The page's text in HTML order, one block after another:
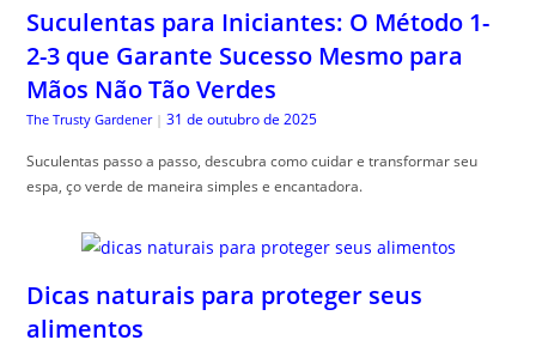
Suculentas para Iniciantes: O Método 1-
2-3 que Garante Sucesso Mesmo para
Mãos Não Tão Verdes
The Trusty Gardener | 31 de outubro de 2025
Suculentas passo a passo, descubra como cuidar e transformar seu
espa, ço verde de maneira simples e encantadora.
Dicas naturais para proteger seus
alimentos